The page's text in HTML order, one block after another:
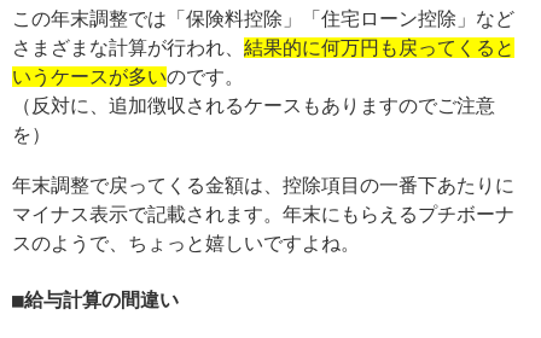
この年末調整では「保険料控除」「住宅ローン控除」など
さまざまな計算が行われ、 結果的に何万円も戻ってくると
いうケースが多いのです。
（反対に、追加徴収されるケースもありますのでご注意
を）
年末調整で戻ってくる金額は、控除項目の一番下あたりに
マイナス表示で記載されます。年末にもらえるプチボーナ
スのようで、ちょっと嬉しいですよね。
給与計算の間違い